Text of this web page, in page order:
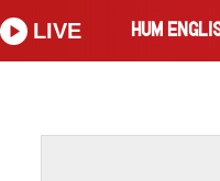
HUM
LIVE